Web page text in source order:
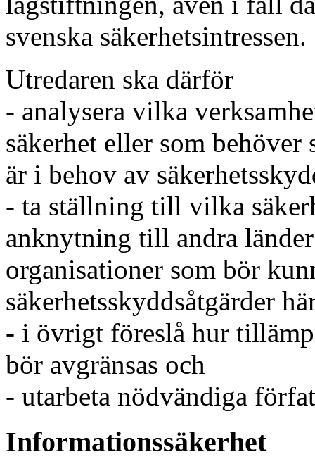
svenska säkerhetsintressen.
Utredaren ska därför
- analysera vilka
säkerhet eller som
är i behov av
- ta ställning till vilka
anknytning till andra
organisationer som bör
säkerhetsskyddsåtgärder
- i övrigt föreslå hur
bör avgränsas och
- utarbeta nödvändiga
Informationssäkerhet